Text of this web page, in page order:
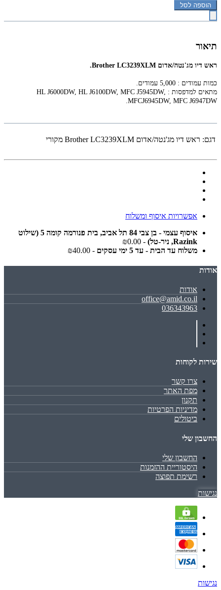
הוספה לסל
תיאור
‏ראש דיו מג'נטה/אדום Brother LC3239XLM.
כמות עמודים : 5,000 עמודים.
מתאים למדפסות : HL J6000DW, HL J6100DW, MFC J5945DW,
MFCJ6945DW, MFC J6947DW.
דגם: ‏ראש דיו מג'נטה/אדום Brother LC3239XLM מקורי
אפשרויות איסוף ומשלוח
איסוף עצמי - בן צבי 84 תל אביב, בית פנורמה קומה 5 (שילוט
Razink, ניר-טל)
- ₪0.00
משלוח עד הבית - עד 5 ימי עסקים
- ₪40.00
אודות
אודות
office@amid.co.il
036343963
שירות לקוחות
צרו קשר
מפת האתר
תקנון
מדיניות הפרטיות
ביטולים
החשבון שלי
החשבון שלי
היסטוריית ההזמנות
רשימת תפוצה
נגישות
נגישות